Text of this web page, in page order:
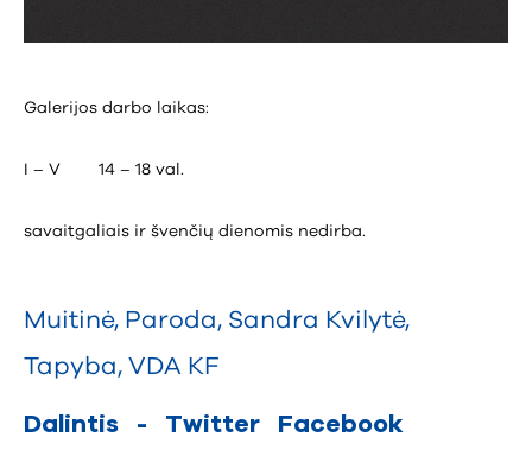
Galerijos darbo laikas:
I – V 14 – 18 val.
savaitgaliais ir švenčių dienomis nedirba.
Muitinė, Paroda, Sandra Kvilytė,
Tapyba, VDA KF
Dalintis - Twitter
Facebook